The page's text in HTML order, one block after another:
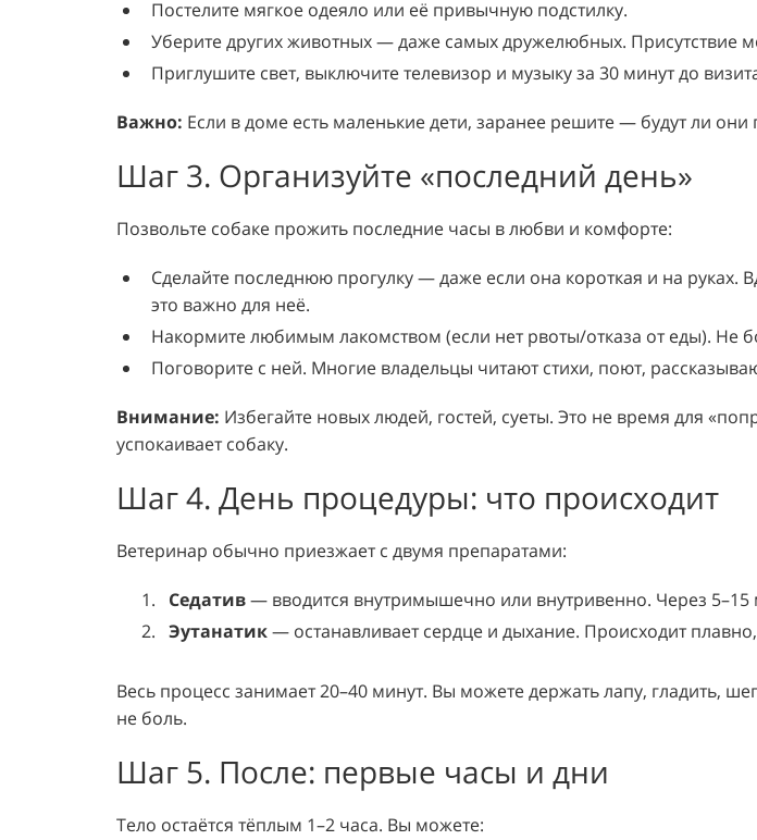
Постелите мягкое одеяло или её привычную подстилку.
Уберите других животных — даже самых дружелюбных. Присутствие
Приглушите свет, выключите телевизор и музыку за 30 минут до
Важно: Если в доме есть маленькие дети, заранее решите — будут ли они
Шаг 3. Организуйте «последний день»
Позвольте собаке прожить последние часы в любви и комфорте:
Сделайте последнюю прогулку — даже если она короткая и на
это важно для неё.
Накормите любимым лакомством (если нет рвоты/отказа от еды). Не
Поговорите с ней. Многие владельцы читают стихи, поют,
Внимание: Избегайте новых людей, гостей, суеты. Это не время для
успокаивает собаку.
Шаг 4. День процедуры: что происходит
Ветеринар обычно приезжает с двумя препаратами:
Седатив— вводится внутримышечно или внутривенно. Через 5–15
Эутанатик— останавливает сердце и дыхание. Происходит
Весь процесс занимает 20–40 минут. Вы можете держать лапу, гладить,
не боль.
Шаг 5. После: первые часы и дни
Тело остаётся тёплым 1–2 часа. Вы можете: